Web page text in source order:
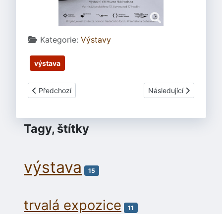
Základní údaje
Kategorie: Výstavy
výstava
Předchozí článek: Poklady Východní Moravy
Předchozí Další článek: Exit 91 /
Následující
Tagy, štítky
výstava 15
trvalá expozice 11